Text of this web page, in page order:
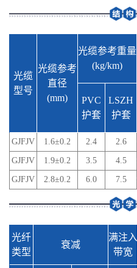
光缆
型号
光缆参考
直径
(mm)
光缆参考重量
(kg/km)
PVC
护套
LSZH
护套
GJFJV 1.6±0.2 2.4 2.6
GJFJV 1.9±0.2 3.5 4.5
GJFJV 2.8±0.2 6.0 7.5
光纤
类型
衰减
满注入
带宽